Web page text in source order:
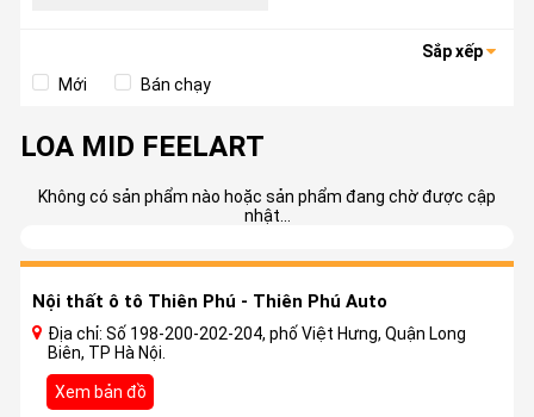
Sắp xếp
Mới
Bán chạy
LOA MID FEELART
Không có sản phẩm nào hoặc sản phẩm đang chờ được cập
nhật...
Nội thất ô tô Thiên Phú - Thiên Phú Auto
Địa chỉ: Số 198-200-202-204, phố Việt Hưng, Quận Long
Biên, TP Hà Nội.
Xem bản đồ